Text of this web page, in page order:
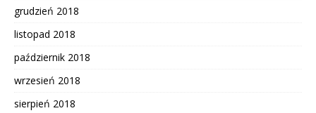
grudzień 2018
listopad 2018
październik 2018
wrzesień 2018
sierpień 2018